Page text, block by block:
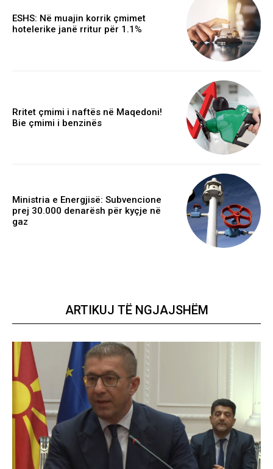
ESHS: Në muajin korrik çmimet
hotelerike janë rritur për 1.1%
Rritet çmimi i naftës në Maqedoni!
Bie çmimi i benzinës
Ministria e Energjisë: Subvencione
prej 30.000 denarësh për kyçje në
gaz
ARTIKUJ TË NGJAJSHËM